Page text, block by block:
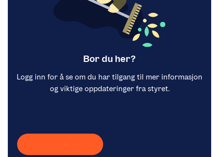
Bor du her?
Logg inn for å se om du har tilgang til mer informasjon
og viktige oppdateringer fra styret.